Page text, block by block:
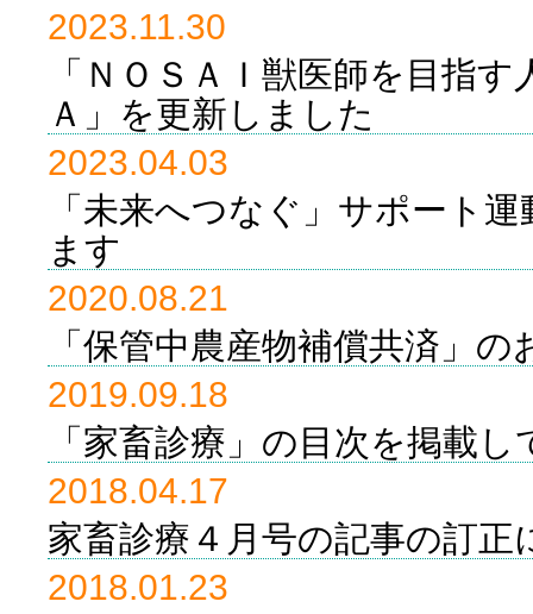
2023.11.30
「ＮＯＳＡＩ獣医師を目指
Ａ」を更新しました
2023.04.03
「未来へつなぐ」サポート
ます
2020.08.21
「保管中農産物補償共済」の
2019.09.18
「家畜診療」の目次を掲載し
2018.04.17
家畜診療４月号の記事の訂正
2018.01.23